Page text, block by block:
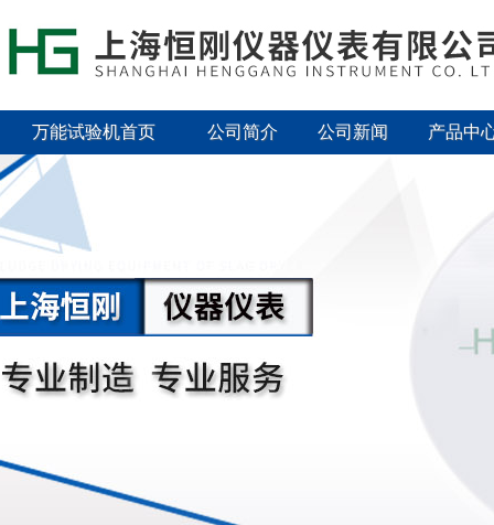
万能试验机首页 公司简介 公司新闻 产品中